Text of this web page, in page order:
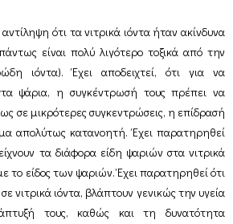
ότι τα νιτρικά ιόντα ήταν ακίνδυνα
είναι πολύ λιγότερο τοξικά από την
ιόντα). Έχει αποδειχτεί, ότι για να
ψάρια, η συγκέντρωσή τους πρέπει να
σε μικρότερες συγκεντρώσεις, η επίδρασή
απολύτως κατανοητή. Έχει παρατηρηθεί
τα διάφορα είδη ψαριών στα νιτρικά
το είδος των ψαριών. Έχει παρατηρηθεί ότι
νιτρικά ιόντα, βλάπτουν γενικώς την υγεία
τους, καθώς και τη δυνατότητα